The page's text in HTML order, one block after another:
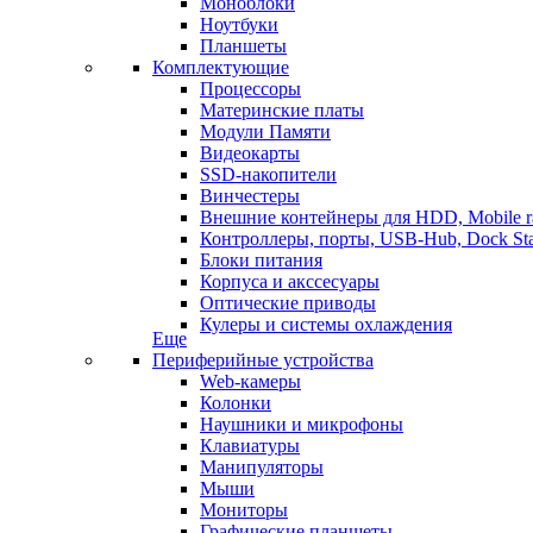
Ноутбуки
Планшеты
Комплектующие
Процессоры
Материнские платы
Модули Памяти
Видеокарты
SSD-накопители
Винчестеры
Внешние контейнеры для HDD, Mobile
Контроллеры, порты, USB-Hub, Dock
Блоки питания
Корпуса и акссесуары
Оптические приводы
Кулеры и системы охлаждения
Еще
Периферийные устройства
Web-камеры
Колонки
Наушники и микрофоны
Клавиатуры
Манипуляторы
Мыши
Мониторы